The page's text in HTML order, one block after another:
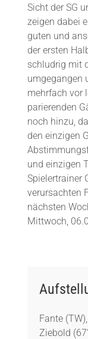
Sicht der SG
zeigen dabei
guten und
der ersten
schludrig mit
umgegangen
mehrfach vor
parierenden
noch hinzu,
den einzigen
und einzigen
Spielertrainer
verursachten
nächsten
Mittwoch,
Fante
Ziebold